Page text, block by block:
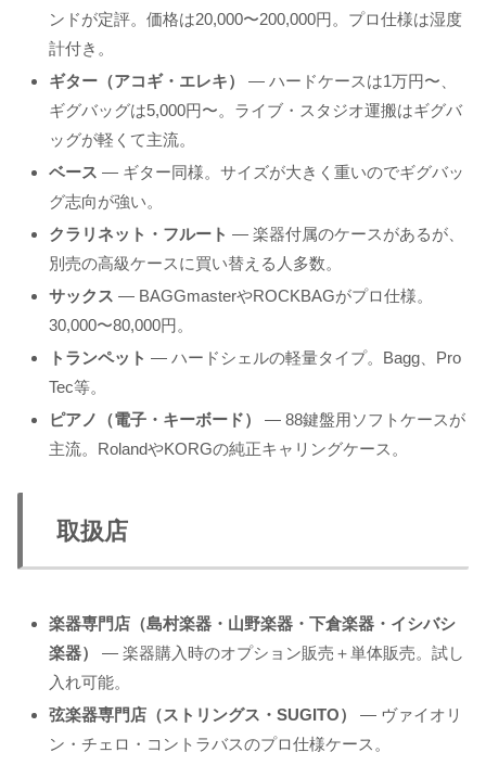
ンドが定評。価格は20,000〜200,000円。プロ仕様は湿度
計付き。
ギター（アコギ・エレキ）
— ハードケースは1万円〜、
ギグバッグは5,000円〜。ライブ・スタジオ運搬はギグバ
ッグが軽くて主流。
ベース — ギター同様。サイズが大きく重いのでギグバッ
グ志向が強い。
クラリネット・フルート — 楽器付属のケースがあるが、
別売の高級ケースに買い替える人多数。
サックス — BAGGmasterやROCKBAGがプロ仕様。
30,000〜80,000円。
トランペット — ハードシェルの軽量タイプ。Bagg、Pro
Tec等。
ピアノ（電子・キーボード）
— 88鍵盤用ソフトケースが
主流。RolandやKORGの純正キャリングケース。
取扱店
楽器専門店（島村楽器・山野楽器・下倉楽器・イシバシ
楽器）
— 楽器購入時のオプション販売＋単体販売。試し
入れ可能。
弦楽器専門店（ストリングス・SUGITO）
— ヴァイオリ
ン・チェロ・コントラバスのプロ仕様ケース。